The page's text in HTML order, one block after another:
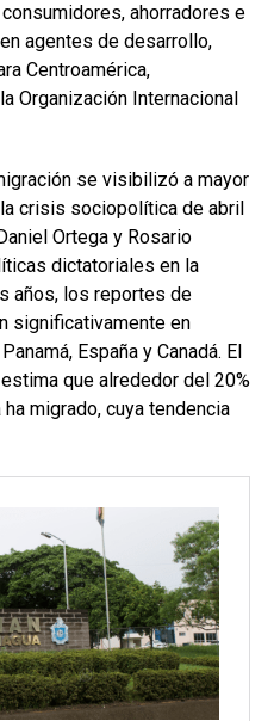
ahorradores e
agentes de desarrollo,
Centroamérica,
Organización Internacional
se visibilizó a mayor
crisis sociopolítica de abril
Ortega y Rosario
dictatoriales en la
años, los reportes de
significativamente en
España y Canadá. El
que alrededor del 20%
migrado, cuya tendencia